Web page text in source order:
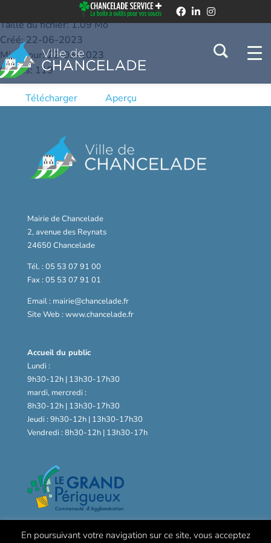
Taille du fichier: 1.09 Mo
Créé: 22-06-2023
Mis à jour: 22-06-2023
Succès: 119
Télécharger Aperçu
Mairie de Chancelade
2, avenue des Reynats
24650 Chancelade
Tél. : 05 53 07 91 00
Fax : 05 53 07 91 01
Email : mairie@chancelade.fr
Site Web : www.chancelade.fr
Accueil du public
Lundi :
9h30-12h | 13h30-17h30
mardi, mercredi :
8h30-12h | 13h30-17h30
Jeudi : 9h30-12h | 13h30-17h30
Vendredi : 8h30-12h | 13h30-17h
En poursuivant votre navigation sur ce site, vous acceptez